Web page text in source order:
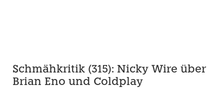
Schmähkritik (315): Nicky Wire über
Brian Eno und Coldplay